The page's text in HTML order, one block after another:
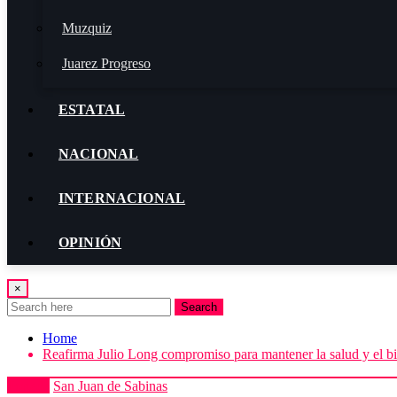
Muzquiz
Juarez Progreso
ESTATAL
NACIONAL
INTERNACIONAL
OPINIÓN
×
Search
Home
Reafirma Julio Long compromiso para mantener la salud y el
San Juan de Sabinas